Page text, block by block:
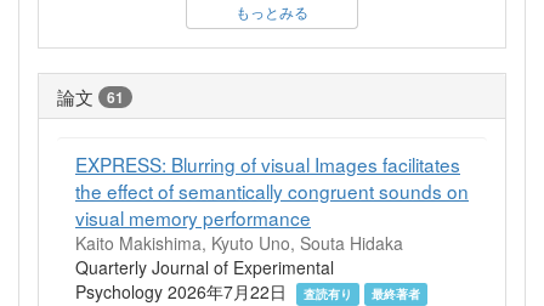
もっとみる
論文 61
EXPRESS: Blurring of visual Images facilitates
the effect of semantically congruent sounds on
visual memory performance
Kaito Makishima, Kyuto Uno, Souta Hidaka
Quarterly Journal of Experimental
Psychology 2026年7月22日
査読有り
最終著者